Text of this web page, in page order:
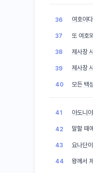
36 여호야다
37 또 여호
38 제사장
39 제사장
40 모든 백
41 아도니야
42 말할 때에
43 요나단이
44 왕께서